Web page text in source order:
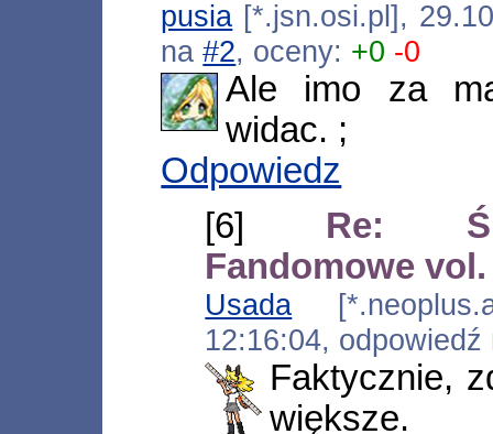
pusia [*.jsn.osi.pl],
na#2, oceny: +0 -0
Ale imo za
widac. ;
Odpowiedz
[6] Re:
Fandomowe
Usada
12:16:04,
Faktycznie,
większe.